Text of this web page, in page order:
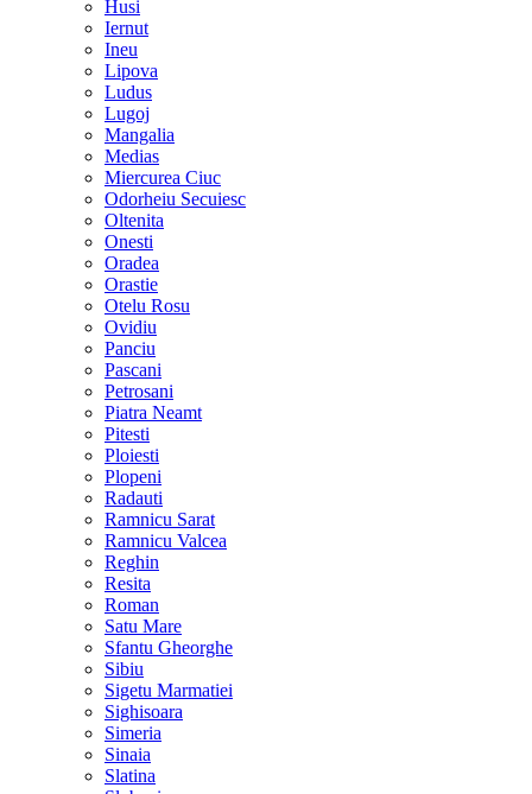
Husi
Iernut
Ineu
Lipova
Ludus
Lugoj
Mangalia
Medias
Miercurea Ciuc
Odorheiu Secuiesc
Oltenita
Onesti
Oradea
Orastie
Otelu Rosu
Ovidiu
Panciu
Pascani
Petrosani
Piatra Neamt
Pitesti
Ploiesti
Plopeni
Radauti
Ramnicu Sarat
Ramnicu Valcea
Reghin
Resita
Roman
Satu Mare
Sfantu Gheorghe
Sibiu
Sigetu Marmatiei
Sighisoara
Simeria
Sinaia
Slatina